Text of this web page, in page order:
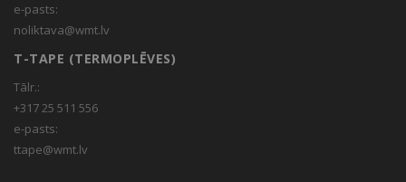
e-pasts:
noliktava@wmt.lv
T-TAPE (TERMOPLĒVES)
Tālr.:
+317 25 511 556
e-pasts:
ttape@wmt.lv